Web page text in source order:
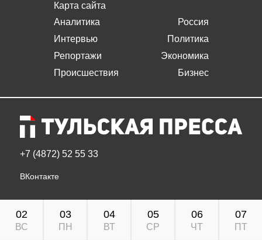
Карта сайта
Аналитика
Интервью
Репортажи
Происшествия
Россия
Политика
Экономика
Бизнес
+7 (4872) 52 55 33
ВКонтакте
02
ВС
03
ПН
04
ВТ
05
СР
06
ЧТ
07
ПТ